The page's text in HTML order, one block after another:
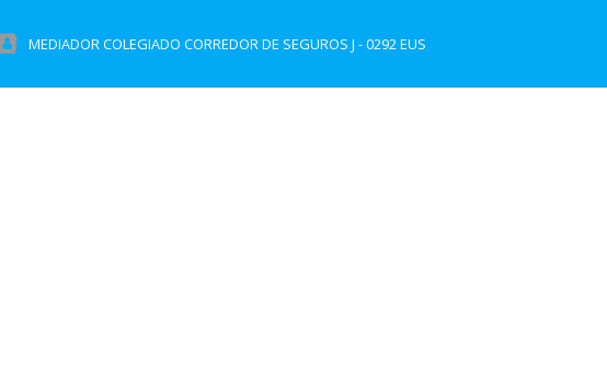
MEDIADOR COLEGIADO CORREDOR DE SEGUROS J - 0292 EUS